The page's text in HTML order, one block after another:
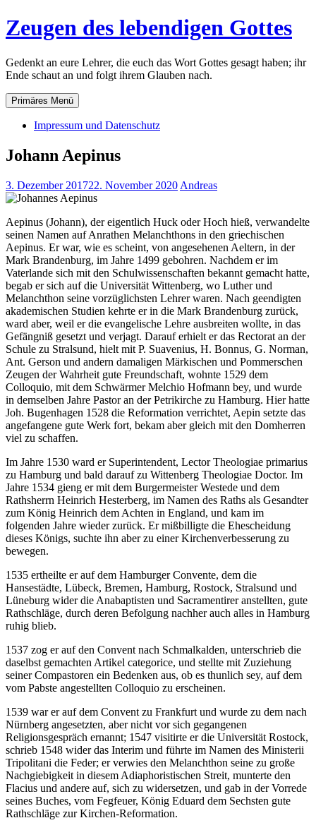
Zum
Inhalt
Zeugen des lebendigen Gottes
Gedenkt an eure Lehrer, die euch das Wort Gottes gesagt haben; ihr
Ende schaut an und folgt ihrem Glauben nach.
Primäres Menü
Impressum und Datenschutz
Johann Aepinus
3. Dezember 201722. November 2020 Andreas
Aepinus (Johann), der eigentlich Huck oder Hoch hieß, verwandelte
seinen Namen auf Anrathen Melanchthons in den griechischen
Aepinus. Er war, wie es scheint, von angesehenen Aeltern, in der
Mark Brandenburg, im Jahre 1499 gebohren. Nachdem er im
Vaterlande sich mit den Schulwissenschaften bekannt gemacht hatte,
begab er sich auf die Universität Wittenberg, wo Luther und
Melanchthon seine vorzüglichsten Lehrer waren. Nach geendigten
akademischen Studien kehrte er in die Mark Brandenburg zurück,
ward aber, weil er die evangelische Lehre ausbreiten wollte, in das
Gefängniß gesetzt und verjagt. Darauf erhielt er das Rectorat an der
Schule zu Stralsund, hielt mit P. Suavenius, H. Bonnus, G. Norman,
Ant. Gerson und andern damaligen Märkischen und Pommerschen
Zeugen der Wahrheit gute Freundschaft, wohnte 1529 dem
Colloquio, mit dem Schwärmer Melchio Hofmann bey, und wurde
in demselben Jahre Pastor an der Petrikirche zu Hamburg. Hier hatte
Joh. Bugenhagen 1528 die Reformation verrichtet, Aepin setzte das
angefangene gute Werk fort, bekam aber gleich mit den Domherren
viel zu schaffen.
Im Jahre 1530 ward er Superintendent, Lector Theologiae primarius
zu Hamburg und bald darauf zu Wittenberg Theologiae Doctor. Im
Jahre 1534 gieng er mit dem Burgermeister Westede und dem
Rathsherrn Heinrich Hesterberg, im Namen des Raths als Gesandter
zum König Heinrich dem Achten in England, und kam im
folgenden Jahre wieder zurück. Er mißbilligte die Ehescheidung
dieses Königs, suchte ihn aber zu einer Kirchenverbesserung zu
bewegen.
1535 ertheilte er auf dem Hamburger Convente, dem die
Hansestädte, Lübeck, Bremen, Hamburg, Rostock, Stralsund und
Lüneburg wider die Anabaptisten und Sacramentirer anstellten, gute
Rathschläge, durch deren Befolgung nachher auch alles in Hamburg
ruhig blieb.
1537 zog er auf den Convent nach Schmalkalden, unterschrieb die
daselbst gemachten Artikel categorice, und stellte mit Zuziehung
seiner Compastoren ein Bedenken aus, ob es thunlich sey, auf dem
vom Pabste angestellten Colloquio zu erscheinen.
1539 war er auf dem Convent zu Frankfurt und wurde zu dem nach
Nürnberg angesetzten, aber nicht vor sich gegangenen
Religionsgespräch ernannt; 1547 visitirte er die Universität Rostock,
schrieb 1548 wider das Interim und führte im Namen des Ministerii
Tripolitani die Feder; er verwies den Melanchthon seine zu große
Nachgiebigkeit in diesem Adiaphoristischen Streit, munterte den
Flacius und andere auf, sich zu widersetzen, und gab in der Vorrede
seines Buches, vom Fegfeuer, König Eduard dem Sechsten gute
Rathschläge zur Kirchen-Reformation.